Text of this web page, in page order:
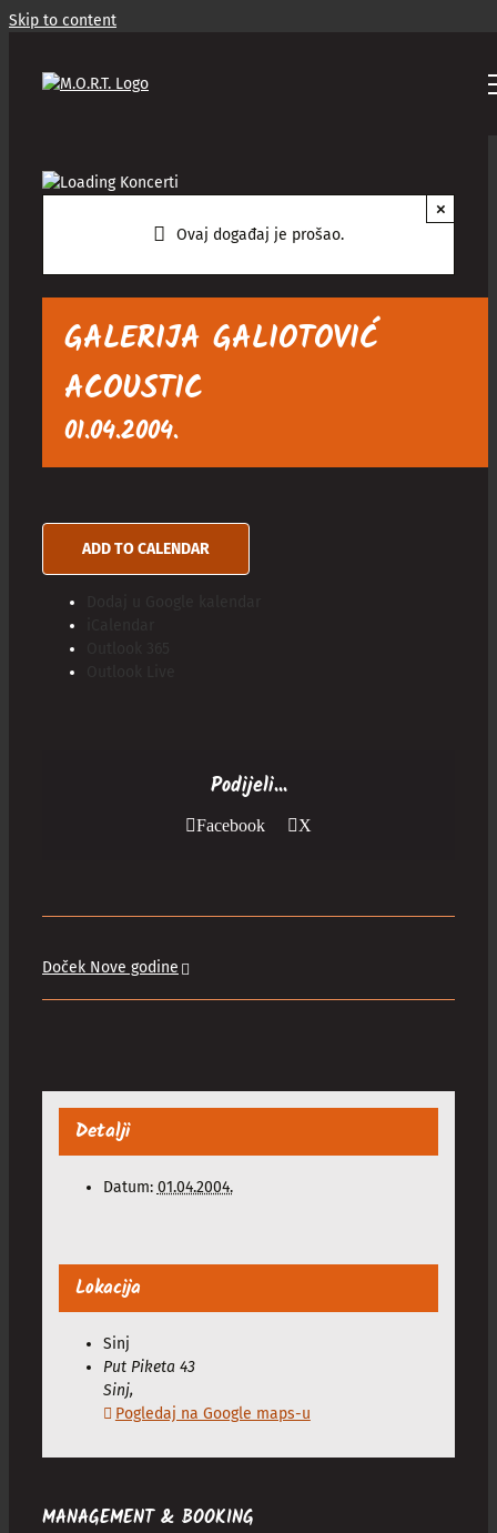
Skip to content
Ovaj događaj je prošao.
×
GALERIJA GALIOTOVIĆ
ACOUSTIC
01.04.2004.
ADD TO CALENDAR
Podijeli...
Facebook X
Doček Nove godine
Detalji
Datum: 01.04.2004.
Lokacija
Sinj
Put Piketa 43
Sinj,
Pogledaj na Google maps-u
MANAGEMENT & BOOKING